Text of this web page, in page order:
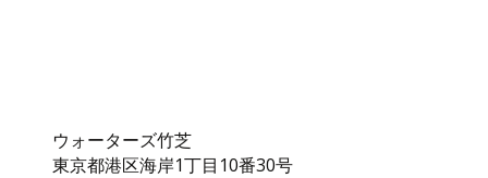
ウォーターズ竹芝
東京都港区海岸1丁目10番30号